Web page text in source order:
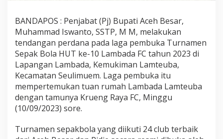
BANDAPOS : Penjabat (Pj) Bupati Aceh Besar,
Muhammad Iswanto, SSTP, M M, melakukan
tendangan perdana pada laga pembuka Turnamen
Sepak Bola HUT ke-10 Lambada FC tahun 2023 di
Lapangan Lambada, Kemukiman Lamteuba,
Kecamatan Seulimuem. Laga pembuka itu
mempertemukan tuan rumah Lambada Lamteuba
dengan tamunya Krueng Raya FC, Minggu
(10/09/2023) sore.
Turnamen sepakbola yang diikuti 24 club terbaik